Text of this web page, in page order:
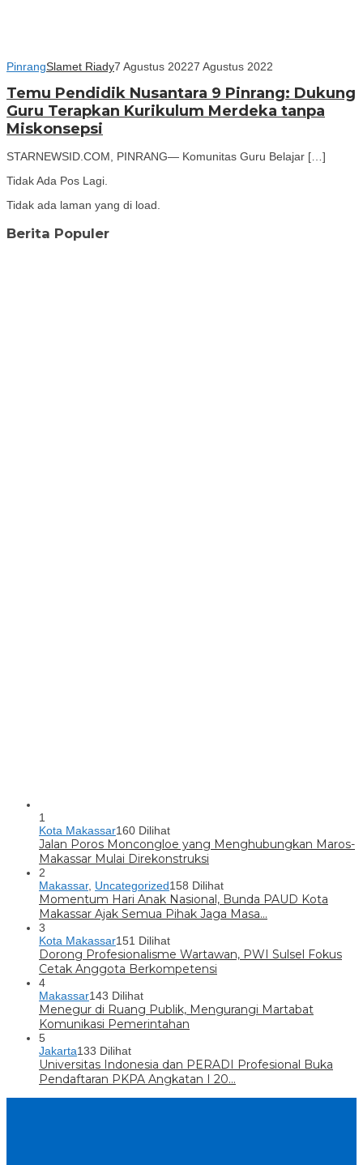
PinrangSlamet Riady7 Agustus 20227 Agustus 2022
Temu Pendidik Nusantara 9 Pinrang: Dukung
Guru Terapkan Kurikulum Merdeka tanpa
Miskonsepsi
STARNEWSID.COM, PINRANG— Komunitas Guru Belajar […]
Tidak Ada Pos Lagi.
Tidak ada laman yang di load.
Berita Populer
1
Kota Makassar160 Dilihat
Jalan Poros Moncongloe yang Menghubungkan Maros-
Makassar Mulai Direkonstruksi
2
Makassar, Uncategorized158 Dilihat
Momentum Hari Anak Nasional, Bunda PAUD Kota
Makassar Ajak Semua Pihak Jaga Masa…
3
Kota Makassar151 Dilihat
Dorong Profesionalisme Wartawan, PWI Sulsel Fokus
Cetak Anggota Berkompetensi
4
Makassar143 Dilihat
Menegur di Ruang Publik, Mengurangi Martabat
Komunikasi Pemerintahan
5
Jakarta133 Dilihat
Universitas Indonesia dan PERADI Profesional Buka
Pendaftaran PKPA Angkatan I 20…